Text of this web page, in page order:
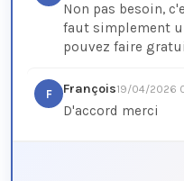
Non pas besoin,
faut simplement
pouvez faire
F François19/04/2026
D'accord merci